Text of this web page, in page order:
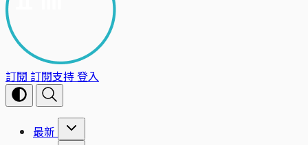
訂閱 訂閱支持登入
最新